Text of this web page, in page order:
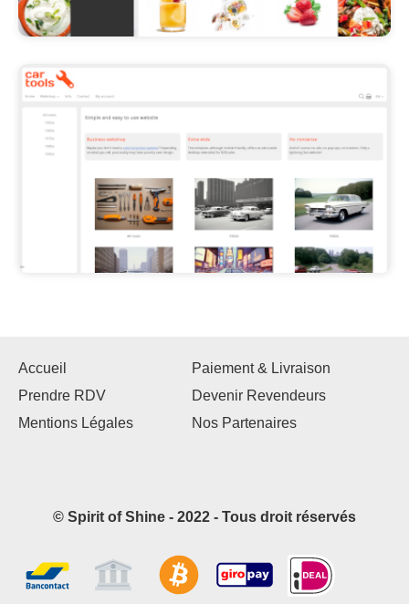
Accueil
Paiement & Livraison
Prendre RDV
Devenir Revendeurs
Mentions Légales
Nos Partenaires
© Spirit of Shine - 2022 - Tous droit réservés